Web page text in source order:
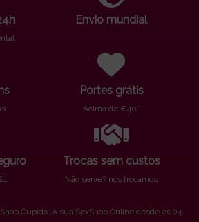
Envio mundial
Portes grátis
Acima de €40*
Trocas sem custos
Não serve? nós trocamos
Cupido. A sua SexShop Online desde 2004.